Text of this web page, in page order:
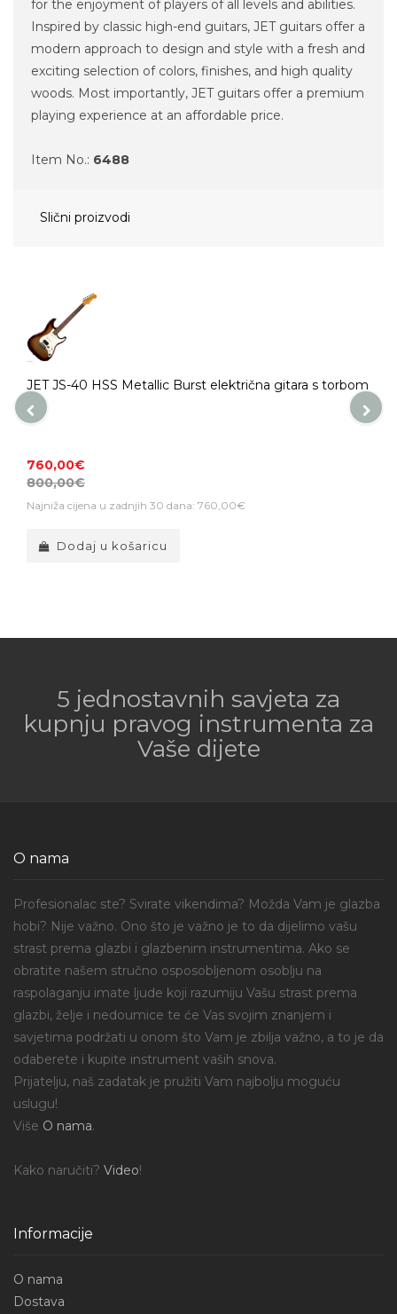
for the enjoyment of players of all levels and abilities.
Inspired by classic high-end guitars, JET guitars offer a
modern approach to design and style with a fresh and
exciting selection of colors, finishes, and high quality
woods. Most importantly, JET guitars offer a premium
playing experience at an affordable price.
Item No.: 6488
Slični proizvodi
JET JS-40 HSS Metallic Burst električna gitara s torbom
760,00€
800,00€
Najniža cijena u zadnjih 30 dana: 760,00€
Dodaj u košaricu
5 jednostavnih savjeta za
kupnju pravog instrumenta za
Vaše dijete
O nama
Profesionalac ste? Svirate vikendima? Možda Vam je glazba
hobi? Nije važno. Ono što je važno je to da dijelimo vašu
strast prema glazbi i glazbenim instrumentima. Ako se
obratite našem stručno osposobljenom osoblju na
raspolaganju imate ljude koji razumiju Vašu strast prema
glazbi, želje i nedoumice te će Vas svojim znanjem i
savjetima podržati u onom što Vam je zbilja važno, a to je da
odaberete i kupite instrument vaših snova.
Prijatelju, naš zadatak je pružiti Vam najbolju moguću
uslugu!
Više O nama.
Kako naručiti? Video!
Informacije
O nama
Dostava